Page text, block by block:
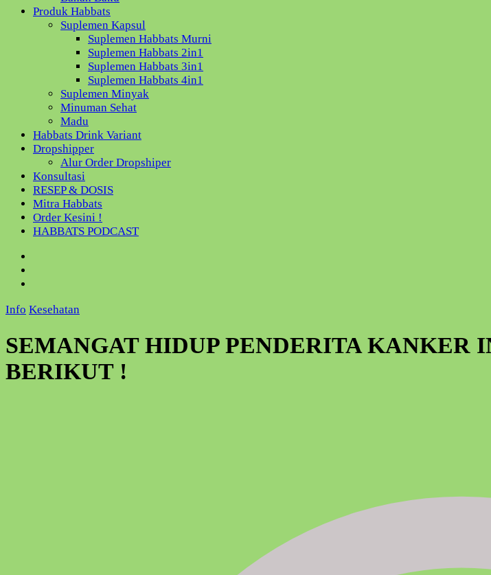
Produk Habbats
Suplemen Kapsul
Suplemen Habbats Murni
Suplemen Habbats 2in1
Suplemen Habbats 3in1
Suplemen Habbats 4in1
Suplemen Minyak
Minuman Sehat
Madu
Habbats Drink Variant
Dropshipper
Alur Order Dropshiper
Konsultasi
RESEP & DOSIS
Mitra Habbats
Order Kesini !
HABBATS PODCAST
Info Kesehatan
SEMANGAT HIDUP PENDERITA KANKER
BERIKUT !